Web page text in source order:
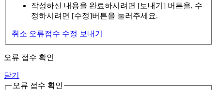
작성하신 내용을 완료하시려면 [보내기] 버튼을, 수
정하시려면 [수정]버튼을 눌러주세요.
취소 오류접수 수정 보내기
오류 접수 확인
닫기
오류 접수 확인